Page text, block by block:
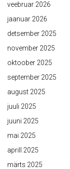
veebruar 2026
jaanuar 2026
detsember 2025
november 2025
oktoober 2025
september 2025
august 2025
juuli 2025
juuni 2025
mai 2025
aprill 2025
märts 2025